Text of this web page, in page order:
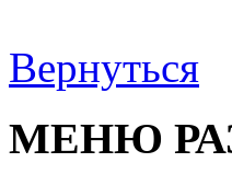
Вернуться
МЕНЮ